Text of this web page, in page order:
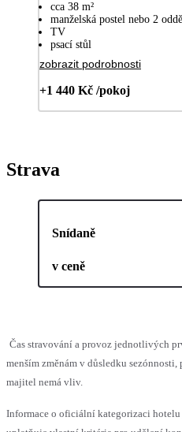
cca 38 m²
manželská postel nebo 2
TV
psací stůl
zobrazit podrobnosti
+1 440 Kč /pokoj
Strava
Snídaně
v ceně
Čas stravování a provoz jednotlivých
menším změnám v důsledku
majitel nemá vliv.
Informace o oficiální kategorizaci